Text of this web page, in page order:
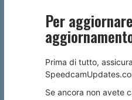
Per
Prima di tutto,
Se ancora non avete